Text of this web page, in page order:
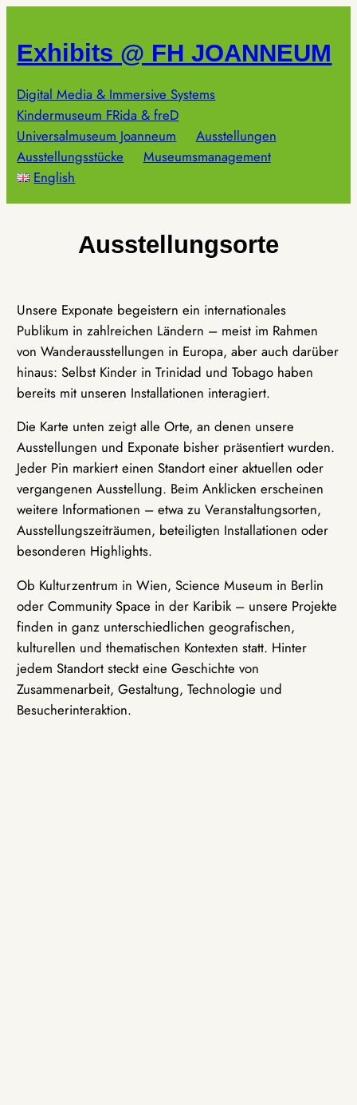
springen
Exhibits @ FH JOANNEUM
Digital Media & Immersive Systems
Kindermuseum FRida & freD
Universalmuseum Joanneum
Ausstellungen
Ausstellungsstücke
Museumsmanagement
English
Ausstellungsorte
Unsere Exponate begeistern ein internationales
Publikum in zahlreichen Ländern – meist im Rahmen
von Wanderausstellungen in Europa, aber auch darüber
hinaus: Selbst Kinder in Trinidad und Tobago haben
bereits mit unseren Installationen interagiert.
Die Karte unten zeigt alle Orte, an denen unsere
Ausstellungen und Exponate bisher präsentiert wurden.
Jeder Pin markiert einen Standort einer aktuellen oder
vergangenen Ausstellung. Beim Anklicken erscheinen
weitere Informationen – etwa zu Veranstaltungsorten,
Ausstellungszeiträumen, beteiligten Installationen oder
besonderen Highlights.
Ob Kulturzentrum in Wien, Science Museum in Berlin
oder Community Space in der Karibik – unsere Projekte
finden in ganz unterschiedlichen geografischen,
kulturellen und thematischen Kontexten statt. Hinter
jedem Standort steckt eine Geschichte von
Zusammenarbeit, Gestaltung, Technologie und
Besucherinteraktion.